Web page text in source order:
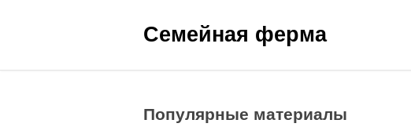
Семейная ферма
Популярные материалы